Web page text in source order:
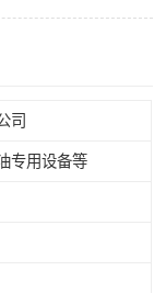
司
专用设备等